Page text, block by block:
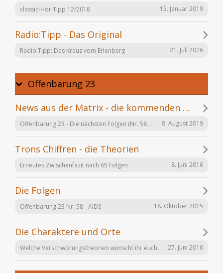
classic-Hör:Tipp 12/2018 15. Januar 2019
Radio:Tipp - Das Original
Radio:Tipp: Das Kreuz vom Erlenberg 21. Juli 2026
Offenbarung 23
News aus der Matrix - die kommenden Folgen
Offenbarung 23 - Die nächsten Folgen (Nr. 58 bis X) 8. August 2019
Trons Chiffren - die Theorien
Erneutes Zwischenfazit nach 65 Folgen 8. Juni 2016
Die Folgen
Offenbarung 23 Nr. 58 - AIDS 18. Oktober 2015
Die Charaktere und Orte
Welche Verschwörungstheorien wünscht ihr euch noch in der Serie "Offenbarung 23"? 27. Juni 2016